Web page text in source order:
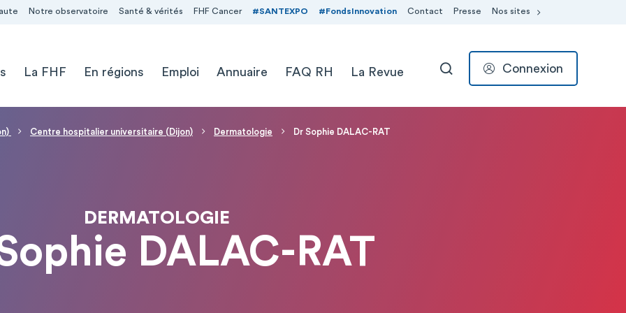
Notre observatoire Santé & vérités FHF Cancer #SANTEXPO #FondsInnovation Contact Presse Nos sites
La FHF En régions Emploi Annuaire FAQ RH La Revue RECHERCHER
Connexion
Centre hospitalier universitaire (Dijon) Dermatologie Dr Sophie DALAC-RAT
DERMATOLOGIE
DALAC-RAT